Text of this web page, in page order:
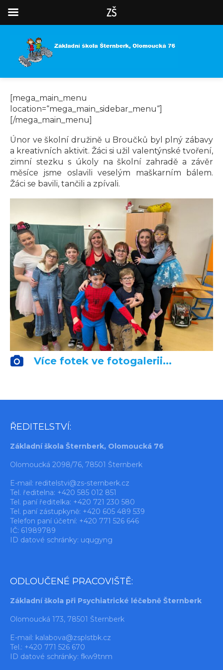
[mega_main_menu
location=“mega_main_sidebar_menu“]
[/mega_main_menu]
Únor ve školní družině u Broučků byl plný zábavy
a kreativních aktivit. Žáci si užil valentýnské tvoření,
zimní stezku s úkoly na školní zahradě a závěr
měsíce jsme oslavili veselým maškarním bálem.
Žáci se bavili, tančili a zpívali.
Více fotek ve fotogalerii...
ŘEDITELSTVÍ:
Základní škola Šternberk, Olomoucká 76
Olomoucká 2098/76, 78501 Šternberk
E-mail: reditelstvi@zs-sternberk.cz
Tel. ředitelna: +420 585 012 851
Tel. paní ředitelka: +420 721 230 580
Tel. paní zástupkyně: +420 605 489 539
Telefon paní účetní: +420 771 526 646
IČ: 61989789
ID datové schránky: uqugyng
ODLOUČENÉ PRACOVIŠTĚ:
Základní škola při Psychiatrické léčebně Šternberk
Olomoucká 173, 78501 Šternberk
E-mail: kalabova@zsplstbk.cz
Tel.: +420 771 526 670
ID datové schránky: fkw9tnm
ZŠ